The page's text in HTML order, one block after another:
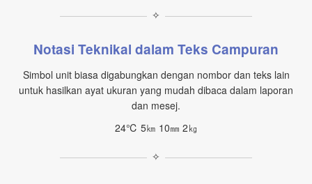
✧
Notasi Teknikal dalam Teks Campuran
Simbol unit biasa digabungkan dengan nombor dan teks lain
untuk hasilkan ayat ukuran yang mudah dibaca dalam laporan
dan mesej.
24℃ 5㎞ 10㎜ 2㎏
✧